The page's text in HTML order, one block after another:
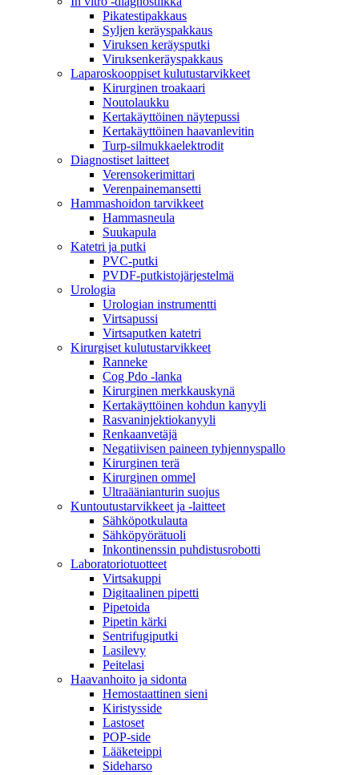
Pikatestipakkaus
Syljen keräyspakkaus
Viruksen keräysputki
Viruksenkeräyspakkaus
Laparoskooppiset kulutustarvikkeet
Kirurginen troakaari
Noutolaukku
Kertakäyttöinen näytepussi
Kertakäyttöinen haavanlevitin
Turp-silmukkaelektrodit
Diagnostiset laitteet
Verensokerimittari
Verenpainemansetti
Hammashoidon tarvikkeet
Hammasneula
Suukapula
Katetri ja putki
PVC-putki
PVDF-putkistojärjestelmä
Urologia
Urologian instrumentti
Virtsapussi
Virtsaputken katetri
Kirurgiset kulutustarvikkeet
Ranneke
Cog Pdo -lanka
Kirurginen merkkauskynä
Kertakäyttöinen kohdun kanyyli
Rasvaninjektiokanyyli
Renkaanvetäjä
Negatiivisen paineen tyhjennyspallo
Kirurginen terä
Kirurginen ommel
Ultraäänianturin suojus
Kuntoutustarvikkeet ja -laitteet
Sähköpotkulauta
Sähköpyörätuoli
Inkontinenssin puhdistusrobotti
Laboratoriotuotteet
Virtsakuppi
Digitaalinen pipetti
Pipetoida
Pipetin kärki
Sentrifugiputki
Lasilevy
Peitelasi
Haavanhoito ja sidonta
Hemostaattinen sieni
Kiristysside
Lastoset
POP-side
Lääketeippi
Sideharso